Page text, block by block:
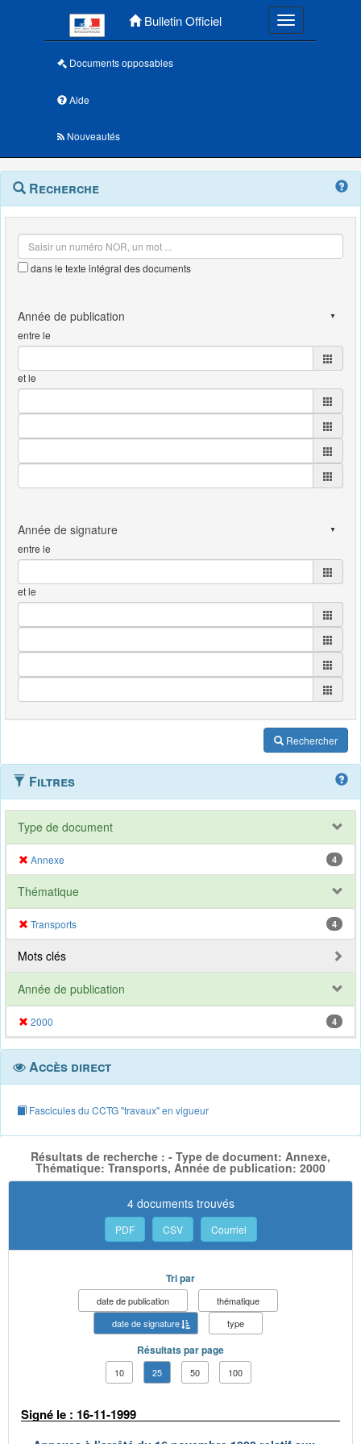
Bulletin Officiel Toggle
Documents opposables
Aide
Nouveautés
Navigation
outils
Menu
contextuel
Recherche
dans le texte intégral des documents
entre le
et le
entre le
et le
Rechercher
Filtres
Type de document
Annexe 4
Thématique
Transports 4
Mots clés
Année de publication
2000 4
Accès direct
Fascicules du CCTG "travaux" en vigueur
Résultats de recherche : - Type de document: Annexe,
Thématique: Transports, Année de publication: 2000
4 documents trouvés
PDF CSV Courriel
Tri par
date de publication
thématique
date de signature
type
Résultats par page
10 25 50 100
Signé le : 16-11-1999